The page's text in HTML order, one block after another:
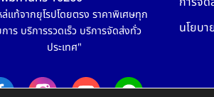
ล่แท้จากยุโรปโดยตรง ราคาพิเศษทุก
การ บริการรวดเร็ว บริการจัดส่งทั่ว
ประเทศ"
นโยบา